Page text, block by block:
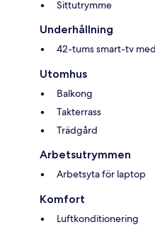
Sittutrymme
Underhållning
42-tums smart-tv
Utomhus
Balkong
Takterrass
Trädgård
Arbetsutrymmen
Arbetsyta för laptop
Komfort
Luftkonditionering